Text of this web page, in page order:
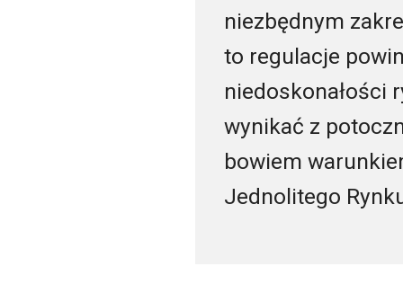
niezbędnym
to regulacje
niedoskonałości
wynikać z
bowiem
Jednolitego